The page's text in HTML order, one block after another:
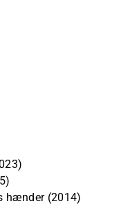
hænder (2014)